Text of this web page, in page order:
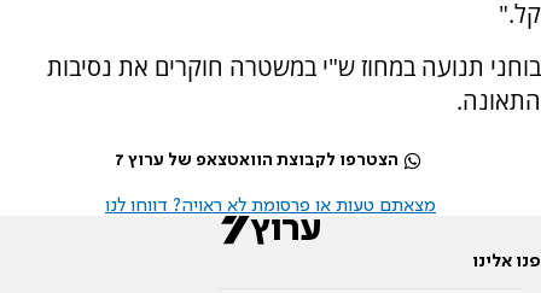
קל."
בוחני תנועה במחוז ש"י במשטרה חוקרים את נסיבות
התאונה.
הצטרפו לקבוצת הוואטצאפ של ערוץ 7
מצאתם טעות או פרסומת לא ראויה? דווחו לנו
פנו אלינו